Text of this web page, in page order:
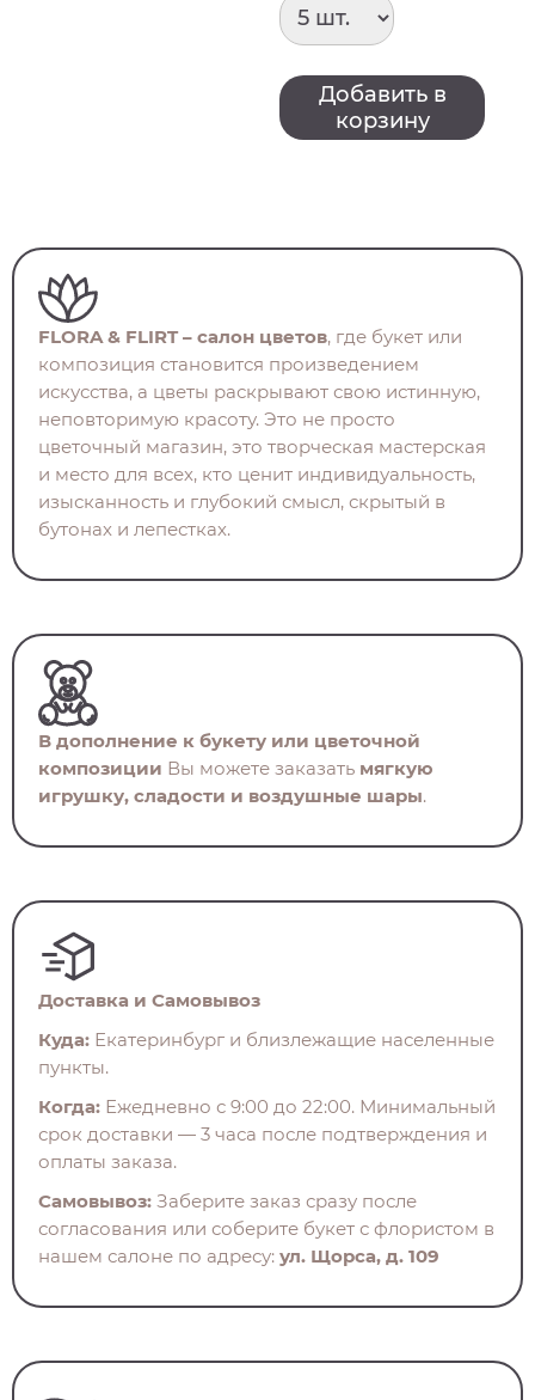
Добавить в
корзину
FLORA & FLIRT – салон цветов, где букет или
композиция становится произведением
искусства, а цветы раскрывают свою истинную,
неповторимую красоту. Это не просто
цветочный магазин, это творческая мастерская
и место для всех, кто ценит индивидуальность,
изысканность и глубокий смысл, скрытый в
бутонах и лепестках.
В дополнение к букету или цветочной
композиции Вы можете заказать мягкую
игрушку, сладости и воздушные шары.
Доставка и Самовывоз
Куда: Екатеринбург и близлежащие населенные
пункты.
Когда: Ежедневно с 9:00 до 22:00. Минимальный
срок доставки — 3 часа после подтверждения и
оплаты заказа.
Самовывоз: Заберите заказ сразу после
согласования или соберите букет с флористом в
нашем салоне по адресу: ул. Щорса, д. 109